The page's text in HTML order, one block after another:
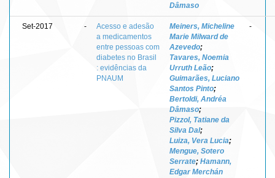
Dâmaso
Set-2017 -
Acesso e adesão
a medicamentos
entre pessoas com
diabetes no Brasil
: evidências da
PNAUM
Meiners, Micheline
Marie Milward de
Azevedo;
Tavares, Noemia
Urruth Leão;
Guimarães, Luciano
Santos Pinto;
Bertoldi, Andréa
Dâmaso;
Pizzol, Tatiane da
Silva Dal;
Luiza, Vera Lucia;
Mengue, Sotero
Serrate; Hamann,
Edgar Merchán
-